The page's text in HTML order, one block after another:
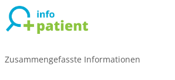
Zusammengefasste Informationen